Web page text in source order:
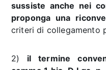
sussiste anche nei
proponga una
criteri di collegamento
2)
il termine